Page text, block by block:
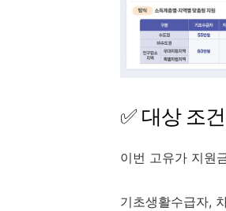
✅ 대상 조건
이번 고유가 지원
기초생활수급자,